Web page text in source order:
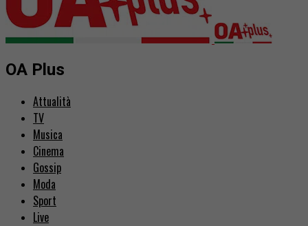
OA Plus
Attualità
TV
Musica
Cinema
Gossip
Moda
Sport
Live